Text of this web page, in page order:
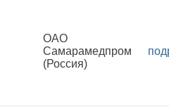
ОАО
Самарамедпром
(Россия)